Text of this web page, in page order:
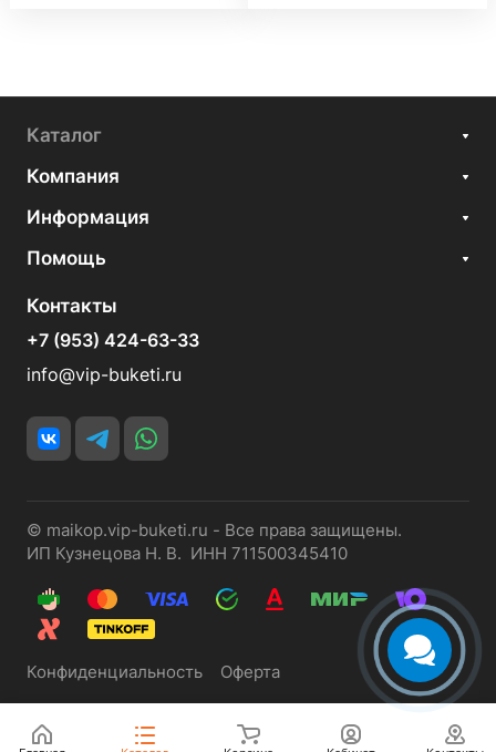
Каталог
Компания
Информация
Помощь
Контакты
+7 (953) 424-63-33
info@vip-buketi.ru
© maikop.vip-buketi.ru - Все права защищены.
ИП Кузнецова Н. В. ИНН 711500345410
Конфиденциальность Оферта